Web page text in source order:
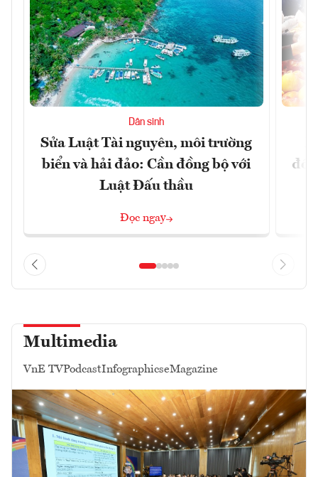
Dân sinh
Sửa Luật Tài nguyên, môi trường
biển và hải đảo: Cần đồng bộ với
Luật Đấu thầu
Đọc ngay
Multimedia
VnE TVPodcastInfographicseMagazine